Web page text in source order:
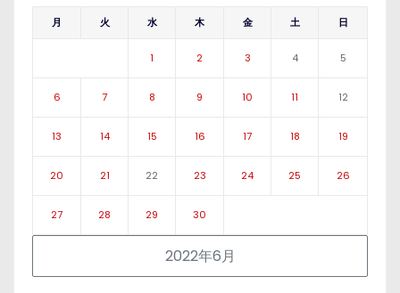
2022年6月
月 火 水 木 金 土 日
1 2 3 4 5
6 7 8 9 10 11 12
13 14 15 16 17 18 19
20 21 22 23 24 25 26
27 28 29 30